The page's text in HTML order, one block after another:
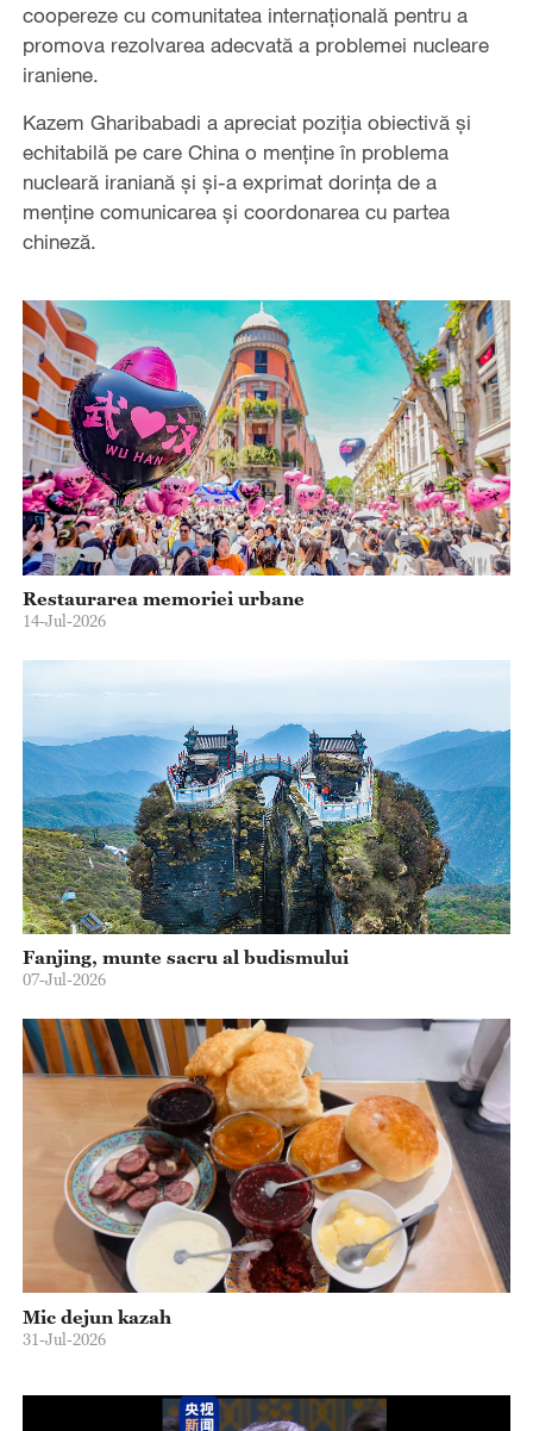
coopereze cu comunitatea internațională pentru a
promova rezolvarea adecvată a problemei nucleare
iraniene.
Kazem Gharibabadi a apreciat poziția obiectivă și
echitabilă pe care China o menține în problema
nucleară iraniană și și-a exprimat dorința de a
menține comunicarea și coordonarea cu partea
chineză.
Restaurarea memoriei urbane
14-Jul-2026
Fanjing, munte sacru al budismului
07-Jul-2026
Mic dejun kazah
31-Jul-2026